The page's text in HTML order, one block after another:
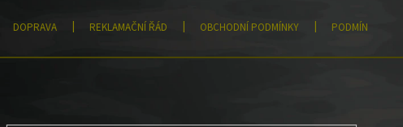
DOPRAVA REKLAMAČNÍ ŘÁD OBCHODNÍ PODMÍNKY PODMÍNKY